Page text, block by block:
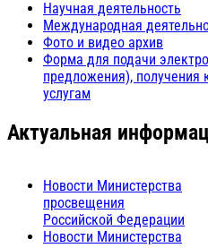
Научная деятельность
Международная
Фото и видео архив
Форма для подачи
предложения), получения
услугам
Актуальная
Новости Министерства
просвещения
Российской Федерации
Новости Министерства